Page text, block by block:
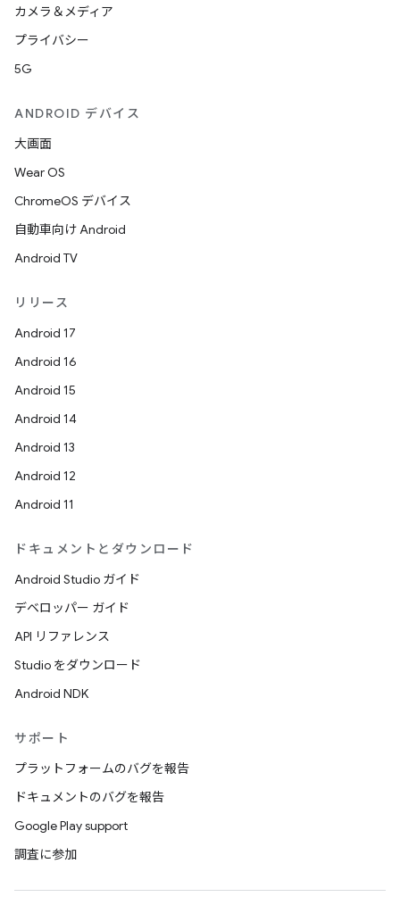
カメラ＆メディア
プライバシー
5G
ANDROID デバイス
大画面
Wear OS
ChromeOS デバイス
自動車向け Android
Android TV
リリース
Android 17
Android 16
Android 15
Android 14
Android 13
Android 12
Android 11
ドキュメントとダウンロード
Android Studio ガイド
デベロッパー ガイド
API リファレンス
Studio をダウンロード
Android NDK
サポート
プラットフォームのバグを報告
ドキュメントのバグを報告
Google Play support
調査に参加